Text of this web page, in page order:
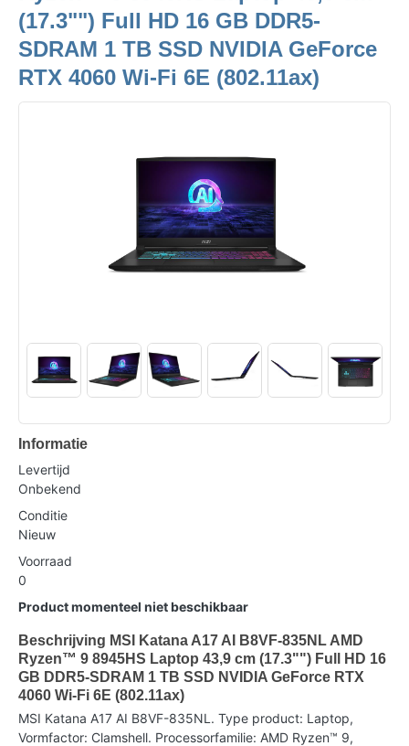
(17.3"") Full HD 16 GB DDR5-
SDRAM 1 TB SSD NVIDIA GeForce
RTX 4060 Wi-Fi 6E (802.11ax)
Informatie
Levertijd
Onbekend
Conditie
Nieuw
Voorraad
0
Product momenteel niet beschikbaar
Beschrijving MSI Katana A17 AI B8VF-835NL AMD
Ryzen™ 9 8945HS Laptop 43,9 cm (17.3"") Full HD 16
GB DDR5-SDRAM 1 TB SSD NVIDIA GeForce RTX
4060 Wi-Fi 6E (802.11ax)
MSI Katana A17 AI B8VF-835NL. Type product: Laptop,
Vormfactor: Clamshell. Processorfamilie: AMD Ryzen™ 9,